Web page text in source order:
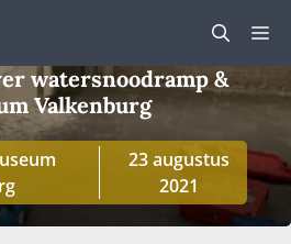
watersnoodramp &
Valkenburg
23 augustus
2021